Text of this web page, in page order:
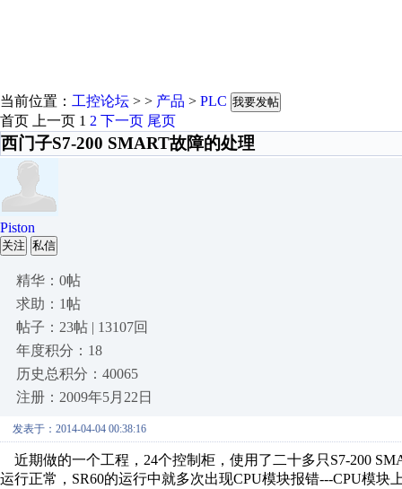
当前位置： 工控论坛 > > 产品 > PLC 我要发帖
首页 上一页 1 2 下一页 尾页
西门子S7-200 SMART故障的处理
Piston
关注 私信
精华：0帖
求助：1帖
帖子：23帖 | 13107回
年度积分：18
历史总积分：40065
注册：2009年5月22日
发表于：2014-04-04 00:38:16
近期做的一个工程，24个控制柜，使用了二十多只S7-200
运行正常，SR60的运行中就多次出现CPU模块报错---CPU模